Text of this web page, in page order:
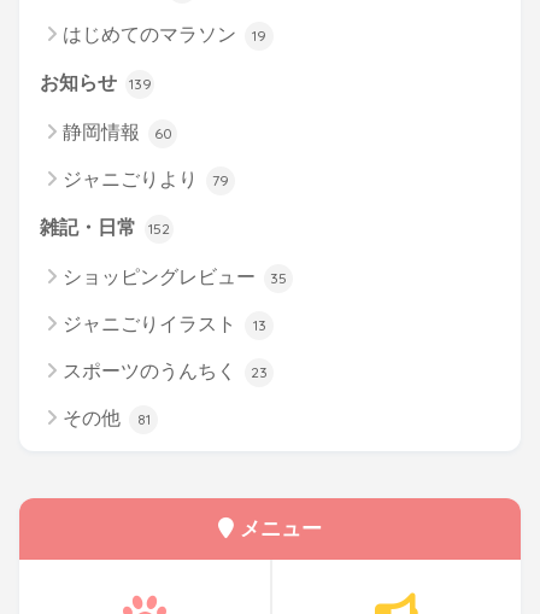
はじめてのマラソン 19
お知らせ 139
静岡情報 60
ジャニごりより 79
雑記・日常 152
ショッピングレビュー 35
ジャニごりイラスト 13
スポーツのうんちく 23
その他 81
メニュー